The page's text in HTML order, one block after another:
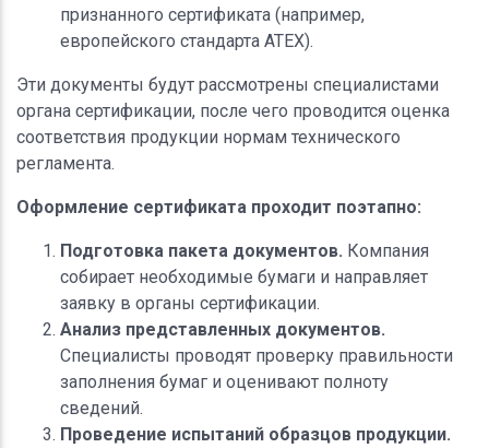
признанного сертификата (например,
европейского стандарта ATEX).
Эти документы будут рассмотрены специалистами
органа сертификации, после чего проводится оценка
соответствия продукции нормам технического
регламента.
Оформление сертификата проходит поэтапно:
Подготовка пакета документов. Компания
собирает необходимые бумаги и направляет
заявку в органы сертификации.
Анализ представленных документов.
Специалисты проводят проверку правильности
заполнения бумаг и оценивают полноту
сведений.
Проведение испытаний образцов продукции.